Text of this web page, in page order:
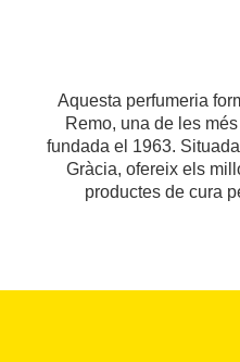
Aquesta perfumeria
Remo, una de les
fundada el 1963.
Gràcia, ofereix els
productes de cura